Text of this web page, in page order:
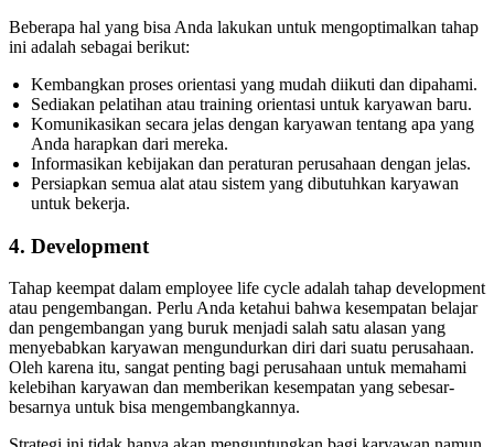
Beberapa hal yang bisa Anda lakukan untuk mengoptimalkan tahap
ini adalah sebagai berikut:
Kembangkan proses orientasi yang mudah diikuti dan dipahami.
Sediakan pelatihan atau training orientasi untuk karyawan baru.
Komunikasikan secara jelas dengan karyawan tentang apa yang
Anda harapkan dari mereka.
Informasikan kebijakan dan peraturan perusahaan dengan jelas.
Persiapkan semua alat atau sistem yang dibutuhkan karyawan
untuk bekerja.
4. Development
Tahap keempat dalam employee life cycle adalah tahap development
atau pengembangan. Perlu Anda ketahui bahwa kesempatan belajar
dan pengembangan yang buruk menjadi salah satu alasan yang
menyebabkan karyawan mengundurkan diri dari suatu perusahaan.
Oleh karena itu, sangat penting bagi perusahaan untuk memahami
kelebihan karyawan dan memberikan kesempatan yang sebesar-
besarnya untuk bisa mengembangkannya.